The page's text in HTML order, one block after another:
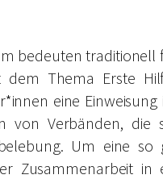
bedeuten traditionell
dem Thema Erste
eine Einweisung
von Verbänden, die
Um eine so
Zusammenarbeit in